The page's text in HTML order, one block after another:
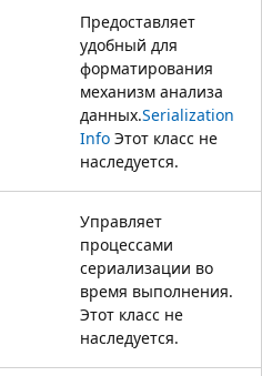
Предоставляет
удобный для
форматирования
механизм анализа
данных.Serialization
Info Этот класс не
наследуется.
Управляет
процессами
сериализации во
время выполнения.
Этот класс не
наследуется.